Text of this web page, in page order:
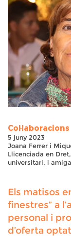
Col·laboracions
5 juny 2023
Joana Ferrer i
Llicenciada en
universitari, i
Els matisos
finestres” a
personal i
d’oferta